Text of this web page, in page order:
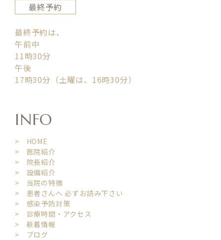
最終予約
最終予約は、
午前中
11時30分
午後
17時30分（土曜は、16時30分）
INFO
> HOME
> 医院紹介
> 院長紹介
> 設備紹介
> 当院の特徴
> 患者さんへ 必ずお読み下さい
> 感染予防対策
> 診療時間・アクセス
> 新着情報
> ブログ